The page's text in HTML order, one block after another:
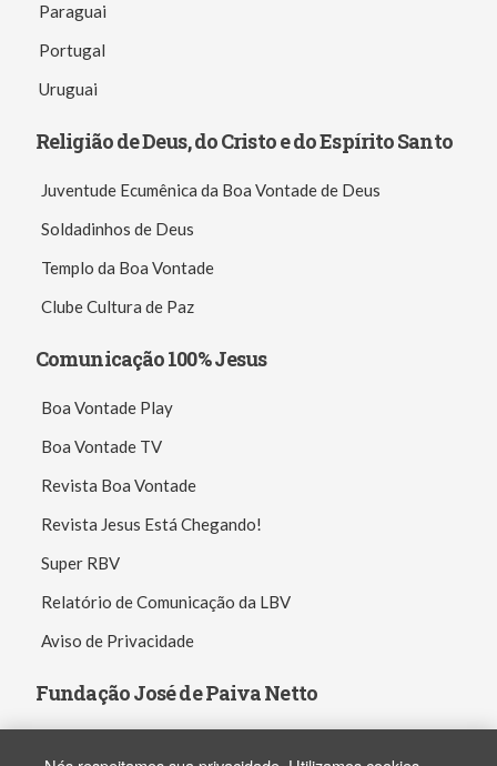
Paraguai
Portugal
Uruguai
Religião de Deus, do Cristo e do Espírito Santo
Juventude Ecumênica da Boa Vontade de Deus
Soldadinhos de Deus
Templo da Boa Vontade
Clube Cultura de Paz
Comunicação 100% Jesus
Boa Vontade Play
Boa Vontade TV
Revista Boa Vontade
Revista Jesus Está Chegando!
Super RBV
Relatório de Comunicação da LBV
Aviso de Privacidade
Fundação José de Paiva Netto